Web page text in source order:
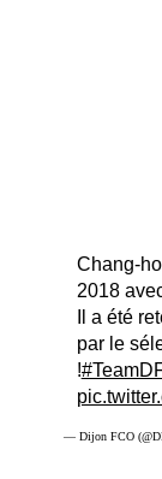
Chang-
2018
Il a été
par le
!
— Dijon FCO